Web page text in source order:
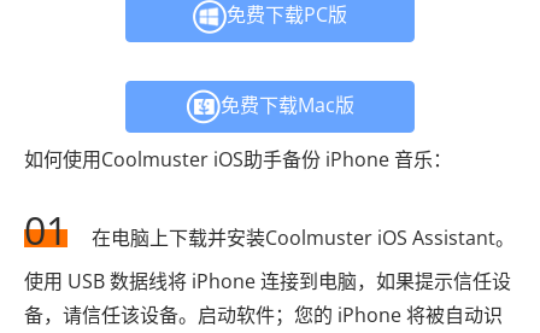
免费下载PC版
免费下载Mac版
如何使用Coolmuster iOS助手备份 iPhone 音乐：
01
在电脑上下载并安装Coolmuster iOS Assistant。
使用 USB 数据线将 iPhone 连接到电脑，如果提示信任设
备，请信任该设备。启动软件；您的 iPhone 将被自动识